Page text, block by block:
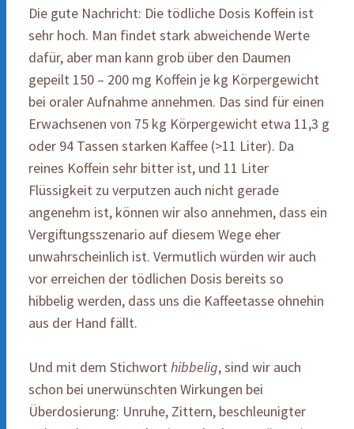
Die gute Nachricht: Die tödliche Dosis Koffein ist
sehr hoch. Man findet stark abweichende Werte
dafür, aber man kann grob über den Daumen
gepeilt 150 – 200 mg Koffein je kg Körpergewicht
bei oraler Aufnahme annehmen. Das sind für einen
Erwachsenen von 75 kg Körpergewicht etwa 11,3 g
oder 94 Tassen starken Kaffee (>11 Liter). Da
reines Koffein sehr bitter ist, und 11 Liter
Flüssigkeit zu verputzen auch nicht gerade
angenehm ist, können wir also annehmen, dass ein
Vergiftungsszenario auf diesem Wege eher
unwahrscheinlich ist. Vermutlich würden wir auch
vor erreichen der tödlichen Dosis bereits so
hibbelig werden, dass uns die Kaffeetasse ohnehin
aus der Hand fällt.
Und mit dem Stichworthibbelig, sind wir auch
schon bei unerwünschten Wirkungen bei
Überdosierung: Unruhe, Zittern, beschleunigter